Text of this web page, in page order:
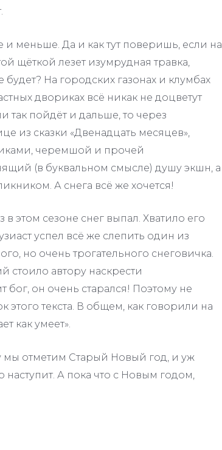
меньше. Да и как тут поверишь, если на
щёткой лезет изумрудная травка,
На городских газонах и клумбах
двориках всё никак не доцветут
так пойдёт и дальше, то через
из сказки «Двенадцать месяцев»,
черемшой и прочей
(в буквальном смысле) душу экшн, а
А снега всё же хочется!
этом сезоне снег выпал. Хватило его
успел всё же слепить один из
но очень трогательного снеговичка.
стоило автору наскрести
бог, он очень старался! Поэтому не
этого текста. В общем, как говорили на
как умеет».
мы отметим Старый Новый год, и уж
А пока что с Новым годом,